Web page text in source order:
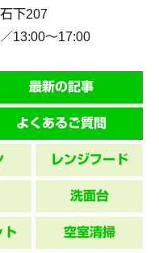
下207
13:00〜17:00
最新の記事
よくあるご質問
レンジフード
洗面台
ト 空室清掃